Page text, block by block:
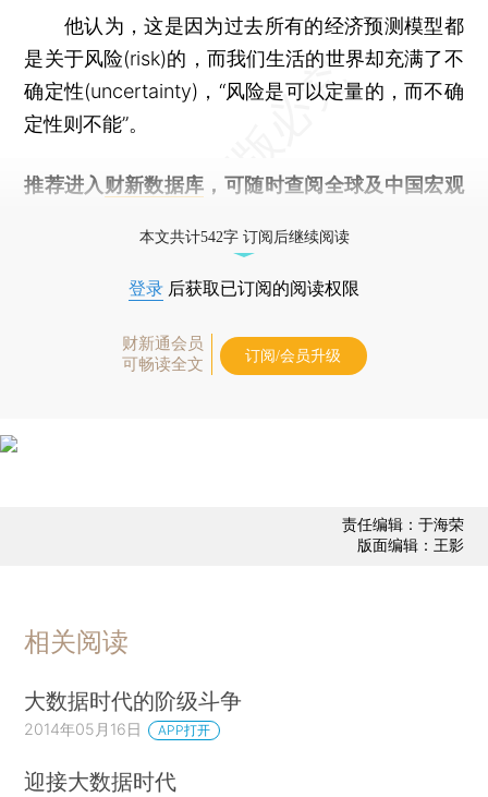
他认为，这是因为过去所有的经济预测模型都
是关于风险(risk)的，而我们生活的世界却充满了不
确定性(uncertainty)，“风险是可以定量的，而不确
定性则不能”。
推荐进入 财新数据库 ，可随时查阅全球及中国宏观
本文共计542字 订阅后继续阅读
登录 后获取已订阅的阅读权限
财新通会员
可畅读全文
订阅/会员升级
责任编辑：于海荣
版面编辑：王影
相关阅读
大数据时代的阶级斗争
2014年05月16日 APP打开
迎接大数据时代